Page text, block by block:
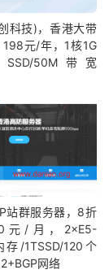
科技)，香港大带
元/年，1核1G
50M带宽
站群服务器，8折
元/月，2×E5-
存/1TSSD/120个
网络